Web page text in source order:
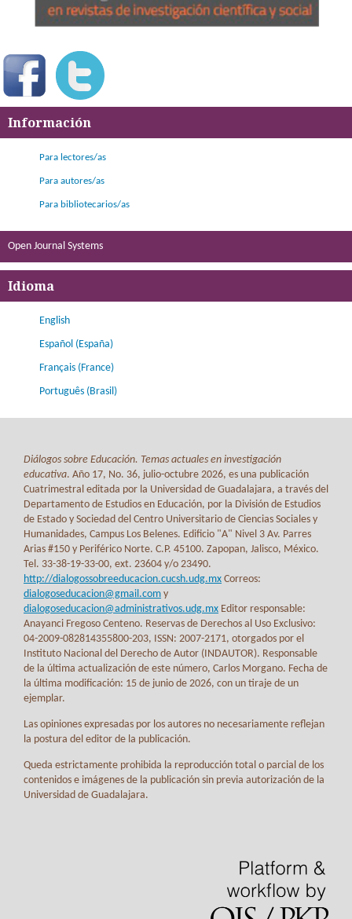
Información
Para lectores/as
Para autores/as
Para bibliotecarios/as
Open Journal Systems
Idioma
English
Español (España)
Français (France)
Português (Brasil)
Diálogos sobre Educación. Temas actuales en investigación
educativa. Año 17, No. 36, julio-octubre 2026, es una publicación
Cuatrimestral editada por la Universidad de Guadalajara, a través del
Departamento de Estudios en Educación, por la División de Estudios
de Estado y Sociedad del Centro Universitario de Ciencias Sociales y
Humanidades, Campus Los Belenes. Edificio "A" Nivel 3 Av. Parres
Arias #150 y Periférico Norte. C.P. 45100. Zapopan, Jalisco, México.
Tel. 33-38-19-33-00, ext. 23604 y/o 23490.
http://dialogossobreeducacion.cucsh.udg.mx Correos:
dialogoseducacion@gmail.com y
dialogoseducacion@administrativos.udg.mx Editor responsable:
Anayanci Fregoso Centeno. Reservas de Derechos al Uso Exclusivo:
04-2009-082814355800-203, ISSN: 2007-2171, otorgados por el
Instituto Nacional del Derecho de Autor (INDAUTOR). Responsable
de la última actualización de este número, Carlos Morgano. Fecha de
la última modificación: 15 de junio de 2026, con un tiraje de un
ejemplar.
Las opiniones expresadas por los autores no necesariamente reflejan
la postura del editor de la publicación.
Queda estrictamente prohibida la reproducción total o parcial de los
contenidos e imágenes de la publicación sin previa autorización de la
Universidad de Guadalajara.